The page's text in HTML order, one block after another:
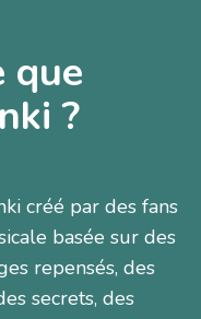
que
?
créé par des fans
basée sur des
repensés, des
secrets, des